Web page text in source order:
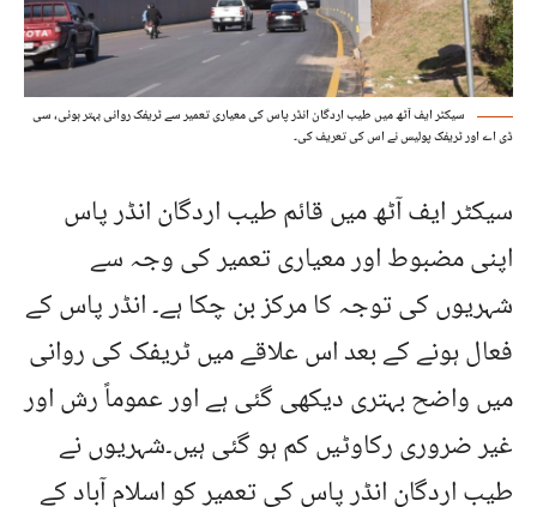
سیکٹر ایف آٹھ میں طیب اردگان انڈر پاس کی معیاری تعمیر سے ٹریفک روانی بہتر ہوئی، سی
ڈی اے اور ٹریفک پولیس نے اس کی تعریف کی۔
سیکٹر ایف آٹھ میں قائم طیب اردگان انڈر پاس
اپنی مضبوط اور معیاری تعمیر کی وجہ سے
شہریوں کی توجہ کا مرکز بن چکا ہے۔ انڈر پاس کے
فعال ہونے کے بعد اس علاقے میں ٹریفک کی روانی
میں واضح بہتری دیکھی گئی ہے اور عموماً رش اور
غیر ضروری رکاوٹیں کم ہو گئی ہیں۔شہریوں نے
طیب اردگان انڈر پاس کی تعمیر کو اسلام آباد کے